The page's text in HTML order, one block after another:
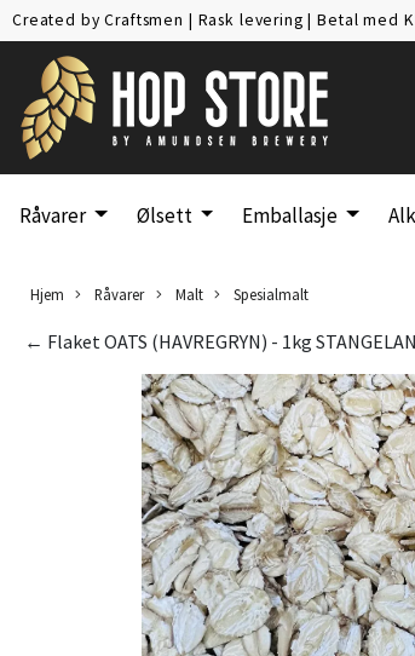
Created by Craftsmen | Rask levering |Betal med
Råvarer Ølsett Emballasje
Hjem Råvarer Malt Spesialmalt
← Flaket OATS (HAVREGRYN) - 1kg